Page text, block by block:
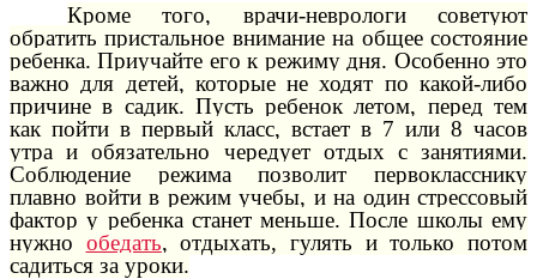
Кроме того, врачи-неврологи советуют
обратить пристальное внимание на общее состояние
ребенка. Приучайте его к режиму дня. Особенно это
важно для детей, которые не ходят по какой-либо
причине в садик. Пусть ребенок летом, перед тем
как пойти в первый класс, встает в 7 или 8 часов
утра и обязательно чередует отдых с занятиями.
Соблюдение режима позволит первокласснику
плавно войти в режим учебы, и на один стрессовый
фактор у ребенка станет меньше. После школы ему
нужно обедать, отдыхать, гулять и только потом
садиться за уроки.